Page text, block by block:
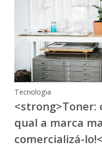
Tecnologia
<strong>Toner:
qual a marca
comercializá-